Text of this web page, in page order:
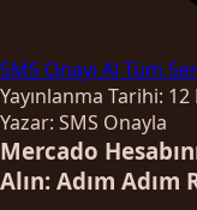
SMS Onayı Al Tüm
Yayınlanma Tarihi: 12
Yazar: SMS Onayla
Mercado
Alın: Adım Adım